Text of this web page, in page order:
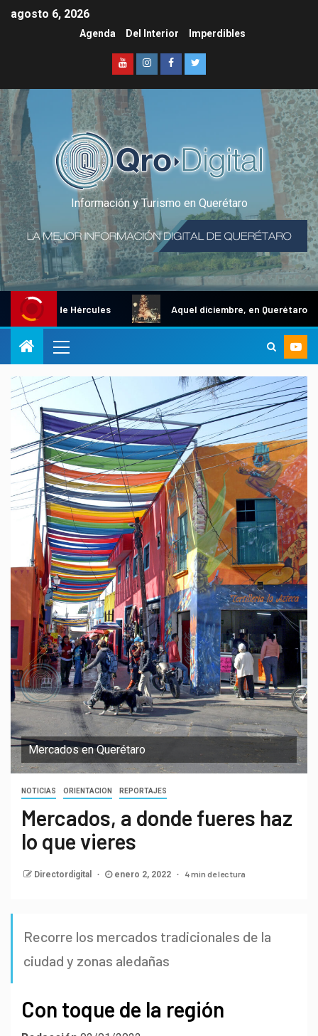
agosto 6, 2026
Agenda Del Interior Imperdibles
Información y Turismo en Querétaro
de Hércules Aquel diciembre, en Querétaro
Mercados en Querétaro
NOTICIAS ORIENTACION REPORTAJES
Mercados, a donde fueres haz
lo que vieres
Directordigital enero 2, 2022 4 min de lectura
Recorre los mercados tradicionales de la
ciudad y zonas aledañas
Con toque de la región